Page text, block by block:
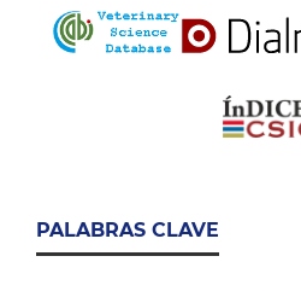
PALABRAS CLAVE